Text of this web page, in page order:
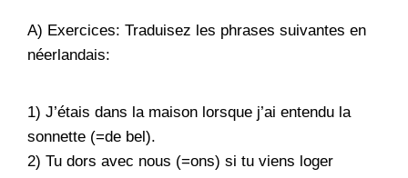
A) Exercices: Traduisez les phrases suivantes en
néerlandais:
1) J’étais dans la maison lorsque j’ai entendu la
sonnette (=de bel).
2) Tu dors avec nous (=ons) si tu viens loger